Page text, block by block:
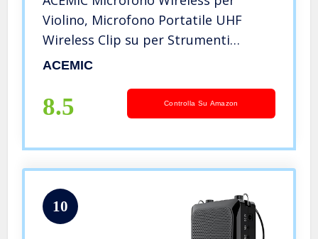
Violino, Microfono Portatile UHF
Wireless Clip su per Strumenti
Musicali con Trasmettitore e
Insegnanti, Spettacoli Teatrali VT-5
ACEMIC
8.5 Controlla Su Amazon
10